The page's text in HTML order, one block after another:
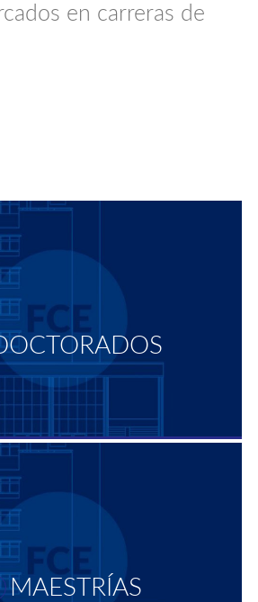
en carreras de
MAESTRÍAS